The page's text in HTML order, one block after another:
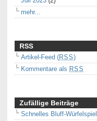
mehr...
RSS
Artikel-Feed (RSS)
Kommentare als RSS
Zufällige Beiträge
Schnelles Bluff-Würfelspiel